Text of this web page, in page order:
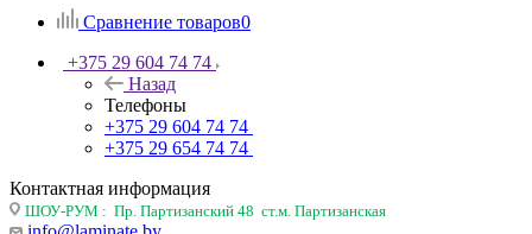
Сравнение товаров0
+375 29 604 74 74
Назад
Телефоны
+375 29 604 74 74
+375 29 654 74 74
Контактная информация
ШОУ-РУМ : Пр. Партизанский 48 ст.м. Партизанская